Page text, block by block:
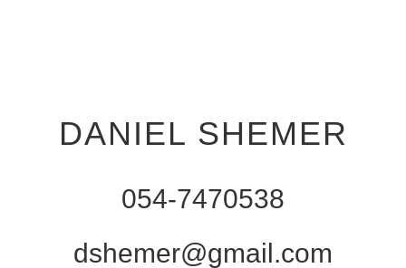
DANIEL SHEMER
054-7470538
dshemer@gmail.com